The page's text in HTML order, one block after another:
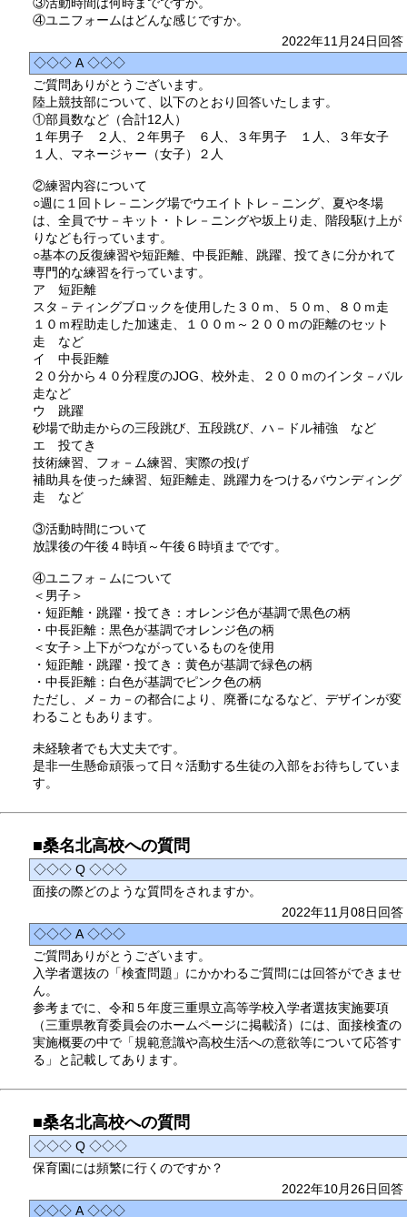
④ユニフォームはどんな感じですか。
2022年11月24日回答
◇◇◇ A ◇◇◇
ご質問ありがとうございます。
陸上競技部について、以下のとおり回答いたします。
①部員数など（合計12人）
１年男子 ２人、２年男子 ６人、３年男子 １人、３年女子
１人、マネージャー（女子）２人
②練習内容について
○週に１回トレ－ニング場でウエイトトレ－ニング、夏や冬場
は、全員でサ－キット・トレ－ニングや坂上り走、階段駆け上が
りなども行っています。
○基本の反復練習や短距離、中長距離、跳躍、投てきに分かれて
専門的な練習を行っています。
ア 短距離
スタ－ティングブロックを使用した３０ｍ、５０ｍ、８０ｍ走
１０ｍ程助走した加速走、１００ｍ～２００ｍの距離のセット
走 など
イ 中長距離
２０分から４０分程度のJOG、校外走、２００ｍのインタ－バル
走など
ウ 跳躍
砂場で助走からの三段跳び、五段跳び、ハ－ドル補強 など
エ 投てき
技術練習、フォ－ム練習、実際の投げ
補助具を使った練習、短距離走、跳躍力をつけるバウンディング
走 など
③活動時間について
放課後の午後４時頃～午後６時頃までです。
④ユニフォ－ムについて
＜男子＞
・短距離・跳躍・投てき：オレンジ色が基調で黒色の柄
・中長距離：黒色が基調でオレンジ色の柄
＜女子＞上下がつながっているものを使用
・短距離・跳躍・投てき：黄色が基調で緑色の柄
・中長距離：白色が基調でピンク色の柄
ただし、メ－カ－の都合により、廃番になるなど、デザインが変
わることもあります。
未経験者でも大丈夫です。
是非一生懸命頑張って日々活動する生徒の入部をお待ちしていま
す。
■桑名北高校への質問
◇◇◇ Q ◇◇◇
面接の際どのような質問をされますか。
2022年11月08日回答
◇◇◇ A ◇◇◇
ご質問ありがとうございます。
入学者選抜の「検査問題」にかかわるご質問には回答ができませ
ん。
参考までに、令和５年度三重県立高等学校入学者選抜実施要項
（三重県教育委員会のホームページに掲載済）には、面接検査の
実施概要の中で「規範意識や高校生活への意欲等について応答す
る」と記載してあります。
■桑名北高校への質問
◇◇◇ Q ◇◇◇
保育園には頻繁に行くのですか？
2022年10月26日回答
◇◇◇ A ◇◇◇